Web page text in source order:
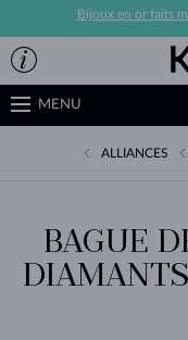
Bijoux en or faits
MENU
ALLIANCES
BAGUE